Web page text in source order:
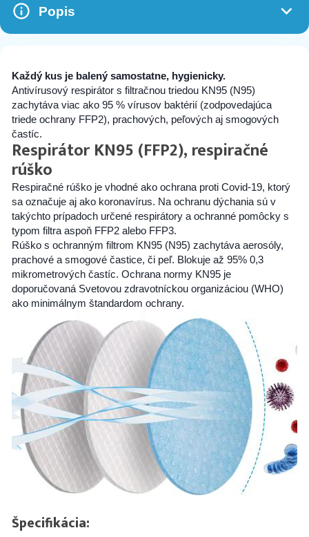
Popis
Každý kus je balený samostatne, hygienicky.
Antivírusový respirátor ​​s filtračnou triedou KN95 (N95)
zachytáva viac ako 95 % vírusov baktérií (zodpovedajúca
triede ochrany FFP2), prachových, peľových aj smogových
častíc.
Respirátor KN95 (FFP2), respiračné
rúško
Respiračné rúško je vhodné ako ochrana proti Covid-19, ktorý
sa označuje aj ako koronavírus. Na ochranu dýchania sú v
takýchto prípadoch určené respirátory a ochranné pomôcky s
typom filtra aspoň FFP2 alebo FFP3.
Rúško s ochranným filtrom KN95 (N95) zachytáva aerosóly,
prachové a smogové častice, či peľ. Blokuje až 95% 0,3
mikrometrových častíc. Ochrana normy KN95 je
doporučovaná Svetovou zdravotníckou organizáciou (WHO)
ako minimálnym štandardom ochrany.
Špecifikácia: